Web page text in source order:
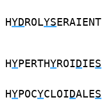
HYD ROLYS ERAIENT
HYPERTHYROI DIES
HYPOCYCLOI DALES